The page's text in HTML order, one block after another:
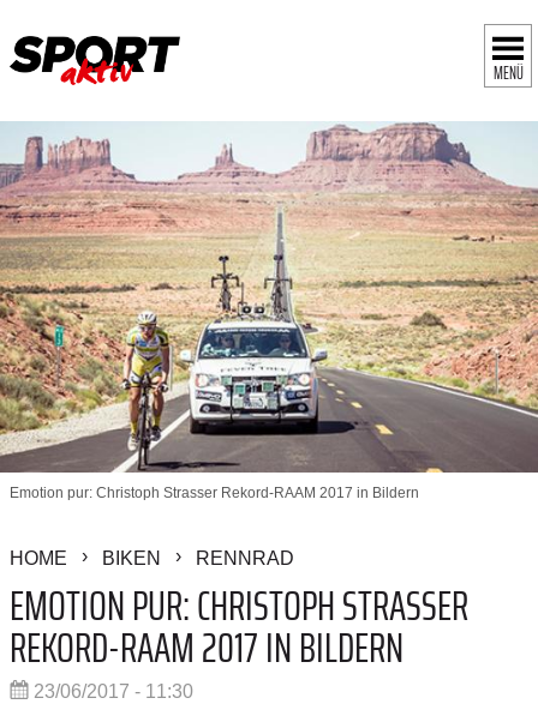
MENÜ
Emotion pur: Christoph Strasser Rekord-RAAM 2017 in Bildern
HOME BIKEN RENNRAD
EMOTION PUR: CHRISTOPH STRASSER
REKORD-RAAM 2017 IN BILDERN
23/06/2017 - 11:30